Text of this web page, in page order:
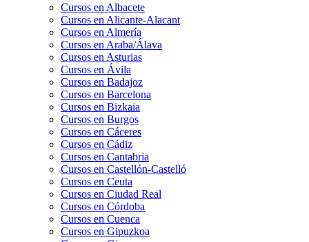
Cursos en Albacete
Cursos en Alicante-Alacant
Cursos en Almería
Cursos en Araba/Álava
Cursos en Asturias
Cursos en Ávila
Cursos en Badajoz
Cursos en Barcelona
Cursos en Bizkaia
Cursos en Burgos
Cursos en Cáceres
Cursos en Cádiz
Cursos en Cantabria
Cursos en Castellón-Castelló
Cursos en Ceuta
Cursos en Ciudad Real
Cursos en Córdoba
Cursos en Cuenca
Cursos en Gipuzkoa